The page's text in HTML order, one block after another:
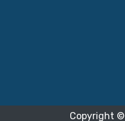
Copyright ©